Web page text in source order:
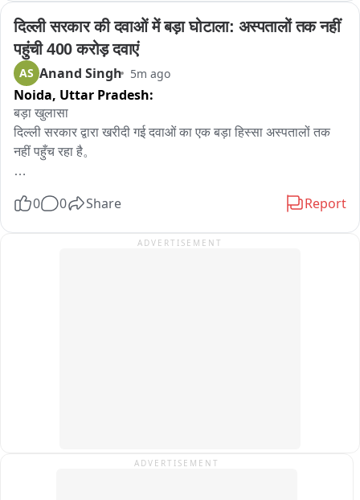
पुलिस ने घायलों को एंबुलेंस से सीएचसी पहुंचाया, जहां से गंभीर घायलों को
जिला अस्पताल रेफर किया गया।
पुलिस पूरे मामले की जांच-पड़ताल और कार्रवाई में जुटी है।
उपमुख्यमंत्री एकनाथ शिंदे यांची वेळ मिळाली असून त्यांची भेट घेऊन आम्ही
पुढील दिशा ठरवू अशी प्रतिक्रिया शिवसेना नगरसेवक सुरेश कुलकर्णी यांनी
व्यक्त केलेय.
दिल्ली सरकार की दवाओं में बड़ा घोटाला: अस्पतालों तक नहीं
पहुंची 400 करोड़ दवाएं
AS Anand Singh 5m ago
Noida, Uttar Pradesh:
बड़ा खुलासा
दिल्ली सरकार द्वारा खरीदी गई दवाओं का एक बड़ा हिस्सा अस्पतालों तक
नहीं पहुँच रहा है。
0 0 Share Report
ADVERTISEMENT
ADVERTISEMENT